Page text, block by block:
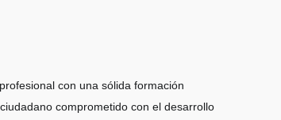
con una sólida formación
comprometido con el desarrollo